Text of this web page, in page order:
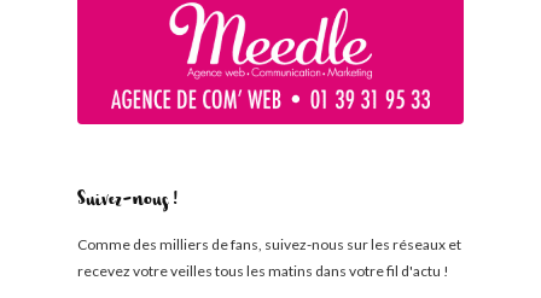
Suivez-nous !
Comme des milliers de fans, suivez-nous sur les réseaux et
recevez votre veilles tous les matins dans votre fil d'actu !